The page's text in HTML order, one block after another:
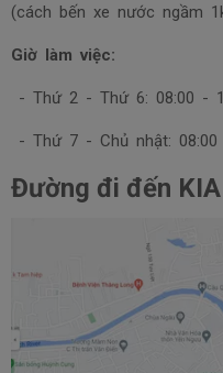
(cách bến xe nước ngầm
Giờ làm việc:
- Thứ 2 - Thứ 6: 08:00 -
- Thứ 7 - Chủ nhật: 08:00
Đường đi đến